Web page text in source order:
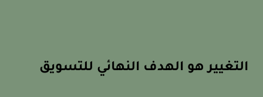
التغيير هو الهدف النهائي للتسويق